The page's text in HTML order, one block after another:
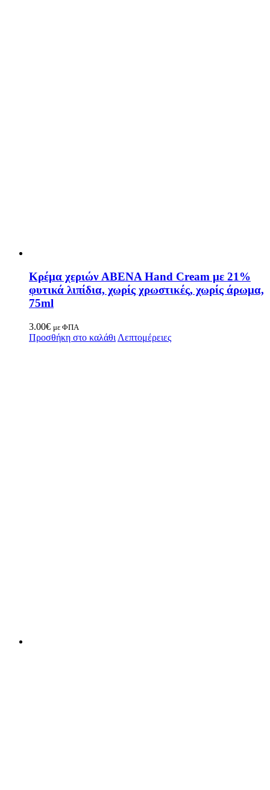
Κρέμα χεριών ABENA Hand Cream με 21%
φυτικά λιπίδια, χωρίς χρωστικές, χωρίς άρωμα,
75ml
3.00€ με ΦΠΑ
Προσθήκη στο καλάθι Λεπτομέρειες